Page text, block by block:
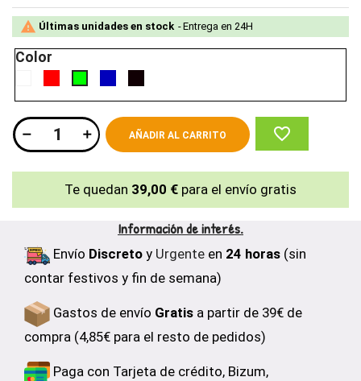
 Últimas unidades en stock Entrega en 24H
Color
AÑADIR AL CARRITO favorite_border
Te quedan 39,00 € para el envío gratis
Información de interés.
Envío Discreto y Urgente en 24 horas (sin
contar festivos y fin de semana)
Gastos de envío Gratis a partir de 39€ de
compra (4,85€ para el resto de pedidos)
Paga con Tarjeta de crédito, Bizum,